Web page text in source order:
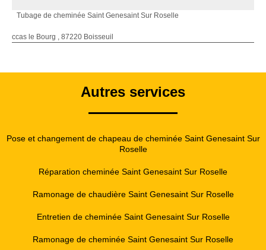
Tubage de cheminée Saint Genesaint Sur Roselle
ccas le Bourg , 87220 Boisseuil
Autres services
Pose et changement de chapeau de cheminée Saint Genesaint Sur
Roselle
Réparation cheminée Saint Genesaint Sur Roselle
Ramonage de chaudière Saint Genesaint Sur Roselle
Entretien de cheminée Saint Genesaint Sur Roselle
Ramonage de cheminée Saint Genesaint Sur Roselle